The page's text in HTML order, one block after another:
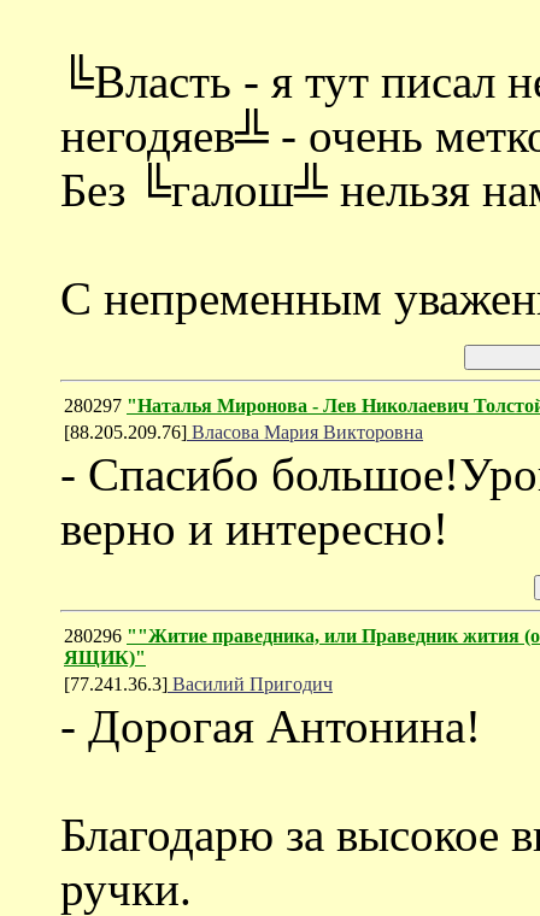
╚Власть - я тут писал
негодяев╩ - очень
Без ╚галош╩ нельзя
С непременным
280297 "Наталья Миронова - Лев Николаевич
[88.205.209.76] Власова Мария Викторовна
- Спасибо
верно и интересно!
280296 ""Житие праведника, или Праведник
ЯЩИК)"
[77.241.36.3] Василий Пригодич
- Дорогая Антонина!
Благодарю за
ручки.